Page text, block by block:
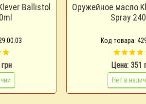
Ballistol
Оружейное масло
Spray
Код товара:
Цена: 351
Нет в